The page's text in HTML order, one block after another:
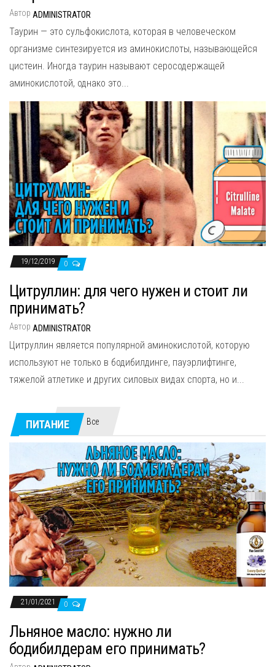
Автор ADMINISTRATOR
Таурин — это сульфокислота, которая в человеческом
организме синтезируется из аминокислоты, называющейся
цистеин. Иногда таурин называют серосодержащей
аминокислотой, однако это...
19/12/2019 0
Цитруллин: для чего нужен и стоит ли
принимать?
Автор ADMINISTRATOR
Цитруллин является популярной аминокислотой, которую
используют не только в бодибилдинге, пауэрлифтинге,
тяжелой атлетике и других силовых видах спорта, но и...
ПИТАНИЕ Все
21/01/2021 0
Льняное масло: нужно ли
бодибилдерам его принимать?